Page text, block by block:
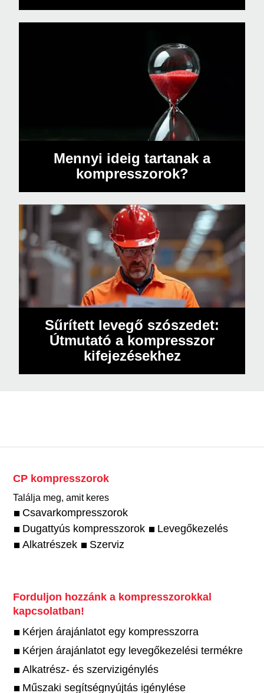
Mennyi ideig tartanak a
kompresszorok?
Sűrített levegő szószedet:
Útmutató a kompresszor
kifejezésekhez
CP kompresszorok
Találja meg, amit keres
Csavarkompresszorok
Dugattyús kompresszorok
Levegőkezelés
Alkatrészek
Szerviz
Forduljon hozzánk a kompresszorokkal
kapcsolatban!
Kérjen árajánlatot egy kompresszorra
Kérjen árajánlatot egy levegőkezelési termékre
Alkatrész- és szervizigénylés
Műszaki segítségnyújtás igénylése